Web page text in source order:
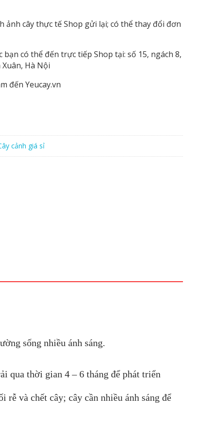
cây thực tế Shop gửi lại; có thể thay đổi đơn
có thể đến trực tiếp Shop tại: số 15, ngách 8,
Hà Nội
đến Yeucay.vn
cảnh giá sỉ
sống nhiều ánh sáng.
qua thời gian 4 – 6 tháng để phát triển
và chết cây; cây cần nhiều ánh sáng để